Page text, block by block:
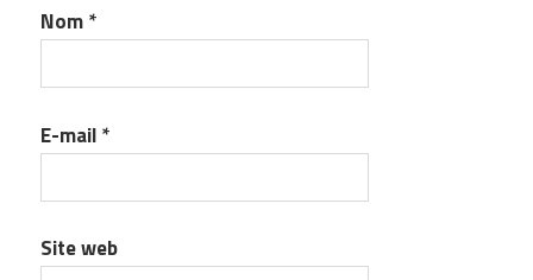
Nom*
E-mail*
Site web